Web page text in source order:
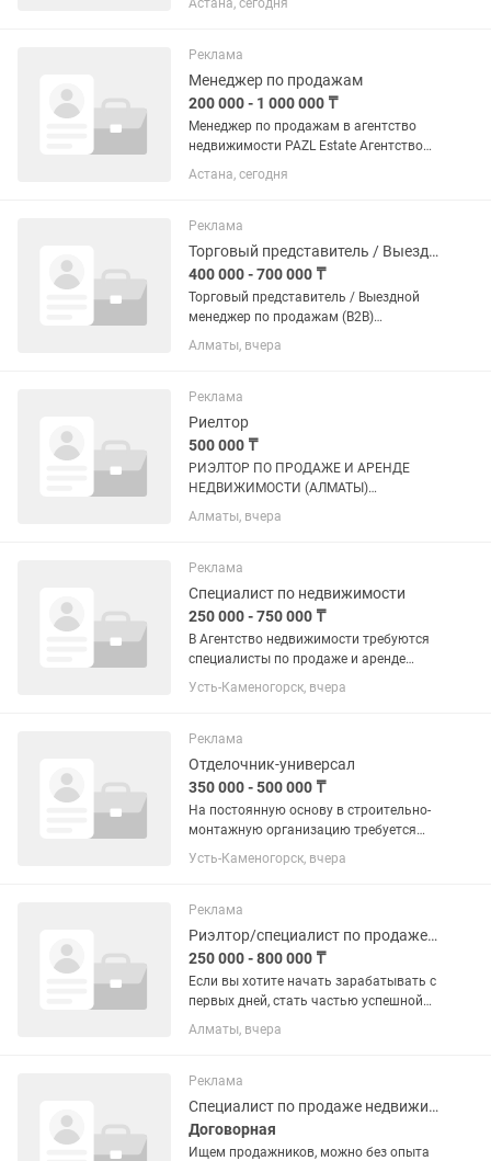
строительству бассейнов, саун и
химии. Ищем специалиста,...
Астана, сегодня
Реклама
Менеджер по продажам
200 000 - 1 000 000 ₸
Менеджер по продажам в агентство
недвижимости PAZL Estate Агентство
недвижимости PAZL Estate,
специализирующееся на аренде и
активного и целеустремлённого
менеджера по...
Астана, сегодня
Реклама
Торговый представитель / Выездной менеджер по продажам (B2B)
400 000 - 700 000 ₸
Торговый представитель / Выездной
менеджер по продажам (B2B)
Инжиниринговая компания
приглашает в команду активного и
продажам для работы со
строительными объектами,...
Алматы, вчера
Реклама
Риелтор
500 000 ₸
РИЭЛТОР ПО ПРОДАЖЕ И АРЕНДЕ
НЕДВИЖИМОСТИ (АЛМАТЫ)
Заработная плата: от 500 000 до 3 000
000+ тенге В связи с расширением
в команду риэлторов с опытом работы
и...
Алматы, вчера
Реклама
Специалист по недвижимости
250 000 - 750 000 ₸
В Агентство недвижимости требуются
специалисты по продаже и аренде
(звоните не читаем ,так как звонок не
отъемлемая часть профессии ❗)
обучение на время стажировки, по...
Усть-Каменогорск, вчера
Реклама
Отделочник-универсал
350 000 - 500 000 ₸
На постоянную основу в строительно-
монтажную организацию требуется
специалист на производство.
Отделочник (утепление контейнеров и
Полный соц.пакет. Отпуск...
Усть-Каменогорск, вчера
Реклама
Риэлтор/специалист по продаже недвижимости
250 000 - 800 000 ₸
Если вы хотите начать зарабатывать с
первых дней, стать частью успешной
команды, овладеть престижной
профессией и воплотить свои мечты в
агентство недвижимости...
Алматы, вчера
Реклама
Специалист по продаже недвижимости
Договорная
Ищем продажников, можно без опыта